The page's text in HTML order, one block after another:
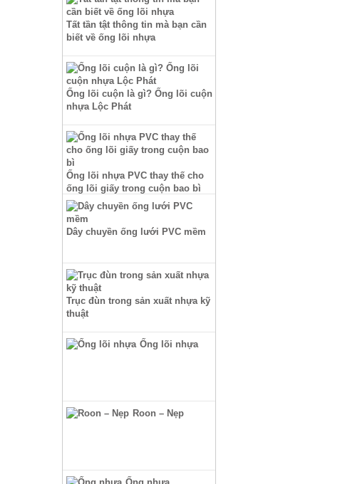
Tất tần tật thông tin mà bạn cần
biết về ống lõi nhựa
Ống lõi cuộn là gì? Ống lõi cuộn
nhựa Lộc Phát
Ống lõi nhựa PVC thay thế cho
ống lõi giấy trong cuộn bao bì
Dây chuyền ống lưới PVC mềm
Trục đùn trong sản xuất nhựa kỹ
thuật
Ống lõi nhựa
Roon – Nẹp